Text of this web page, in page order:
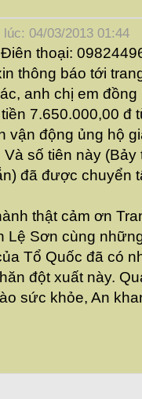
04/03/2013 01:44
thoại:
thông báo tới
anh chị em
7.650.000,00 đ
vận động ủng hộ
số tiên này (Bảy
đã được chuyển
thật cảm ơn
Lệ Sơn cùng
Tổ Quốc đã có
đột xuất này.
sức khỏe, An